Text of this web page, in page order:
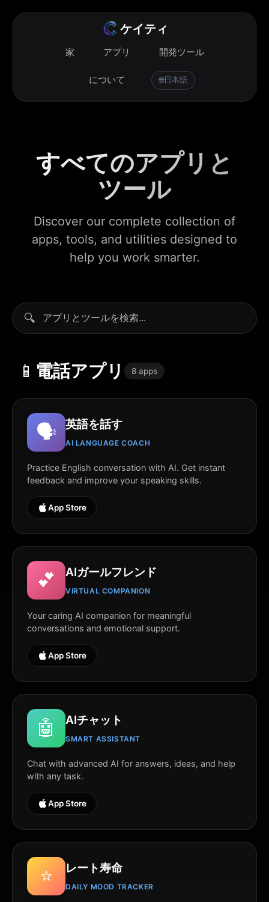
ケイティ
家 アプリ 開発ツール
について 🌐日本語
すべてのアプリと
ツール
Discover our complete collection of
apps, tools, and utilities designed to
help you work smarter.
🔍
📱 電話アプリ 8 apps
🗣️ 英語を話す
AI LANGUAGE COACH
Practice English conversation with AI. Get instant
feedback and improve your speaking skills.
App Store
💕 AIガールフレンド
VIRTUAL COMPANION
Your caring AI companion for meaningful
conversations and emotional support.
App Store
🤖 AIチャット
SMART ASSISTANT
Chat with advanced AI for answers, ideas, and help
with any task.
App Store
⭐ レート寿命
DAILY MOOD TRACKER